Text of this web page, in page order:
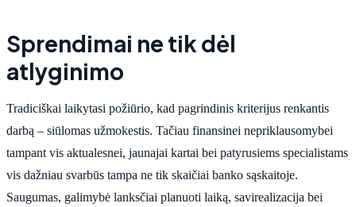
Sprendimai ne tik dėl
atlyginimo
Tradiciškai laikytasi požiūrio, kad pagrindinis kriterijus renkantis
darbą – siūlomas užmokestis. Tačiau finansinei nepriklausomybei
tampant vis aktualesnei, jaunajai kartai bei patyrusiems specialistams
vis dažniau svarbūs tampa ne tik skaičiai banko sąskaitoje.
Saugumas, galimybė lanksčiai planuoti laiką, savirealizacija bei